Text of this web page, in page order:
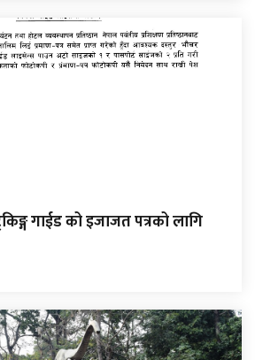
गाईड को इजाजत पत्रको लागि